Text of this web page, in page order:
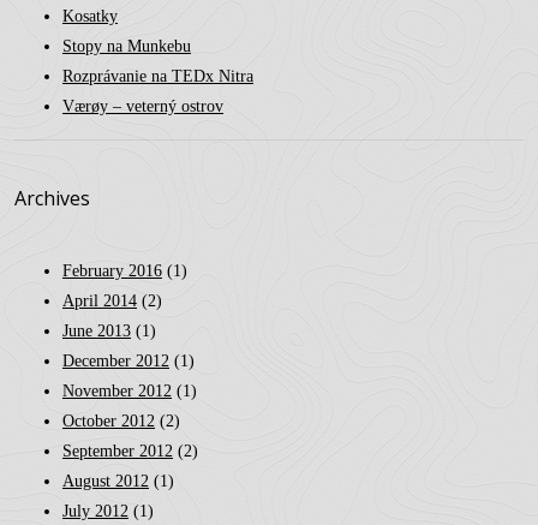
Kosatky
Stopy na Munkebu
Rozprávanie na TEDx Nitra
Værøy – veterný ostrov
Archives
February 2016 (1)
April 2014 (2)
June 2013 (1)
December 2012 (1)
November 2012 (1)
October 2012 (2)
September 2012 (2)
August 2012 (1)
July 2012 (1)